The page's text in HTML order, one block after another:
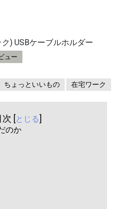
) USBケーブルホルダー
ュー
ちょっといいもの 在宅ワーク
[とじる]
のか